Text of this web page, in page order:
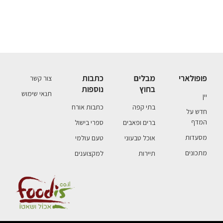
פופולארי
יין
חדש על
המדף
מסעדות
מתכונים
מבלים
בחוץ
בתי קפה
ברים ופאבים
אוכל טבעוני
תיירות
כתבות
נוספות
כתבות אורח
ספרי בישול
טעם עולמי
למקצוענים
צור קשר
תנאי שימוש